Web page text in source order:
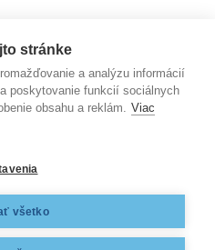
2, 080 06 Ľubotice, e-
+42 (1) 917 350 013
stránke
a analýzu informácií
poskytovanie funkcií sociálnych
obsahu a reklám. Viac
všetko